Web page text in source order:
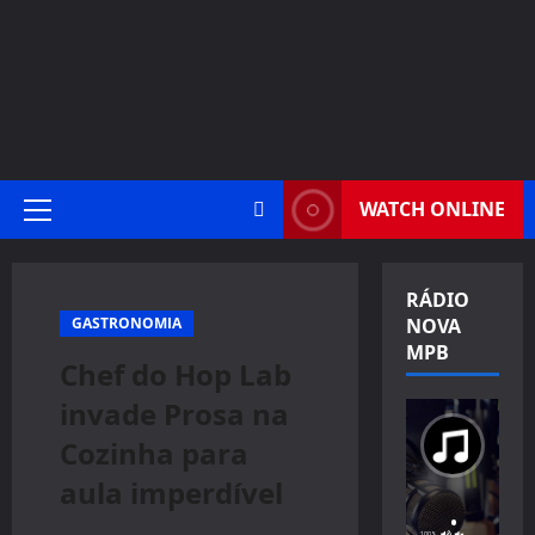
Primary
WATCH ONLINE
GASTRONOMIA
Chef do Hop Lab
invade Prosa na
Cozinha para
aula imperdível
RÁDIO
NOVA
MPB